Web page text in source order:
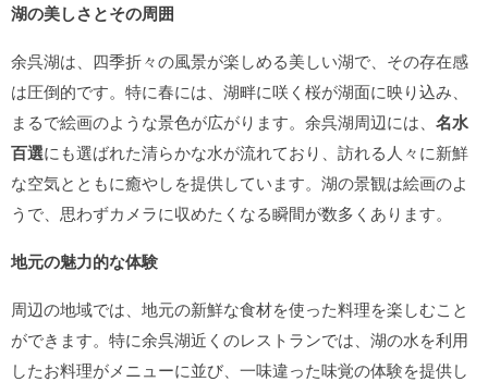
湖の美しさとその周囲
余呉湖は、四季折々の風景が楽しめる美しい湖で、その存在感
は圧倒的です。特に春には、湖畔に咲く桜が湖面に映り込み、
まるで絵画のような景色が広がります。余呉湖周辺には、 名水
百選にも選ばれた清らかな水が流れており、訪れる人々に新鮮
な空気とともに癒やしを提供しています。湖の景観は絵画のよ
うで、思わずカメラに収めたくなる瞬間が数多くあります。
地元の魅力的な体験
周辺の地域では、地元の新鮮な食材を使った料理を楽しむこと
ができます。特に余呉湖近くのレストランでは、湖の水を利用
したお料理がメニューに並び、一味違った味覚の体験を提供し